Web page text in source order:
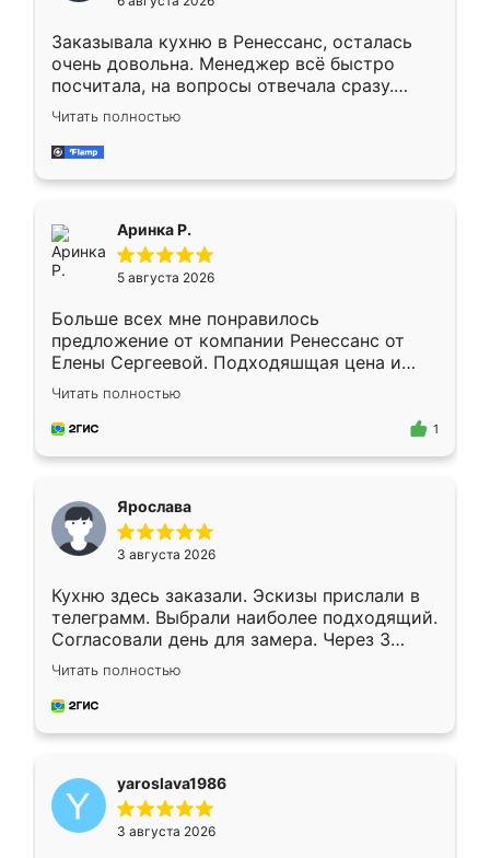
мебели буду заказывать только здесь.
Заказывала кухню в Ренессанс, осталась
очень довольна. Менеджер всё быстро
посчитала, на вопросы отвечала сразу.
Замерщик приехал в субботу, подошёл к
делу со всей ответственностью. Собрали
за день, ребята работали аккуратно, даже
Читать полностью
Аринка Р.
5 августа 2026
Больше всех мне понравилось
предложение от компании Ренессанс от
Елены Сергеевой. Подходяшщая цена и
короткие сроки изготовления. Приехавший
для замера сотрудник Владислав
предложил по моему эскизу самый
Читать полностью
1
Ярослава
3 августа 2026
Кухню здесь заказали. Эскизы прислали в
телеграмм. Выбрали наиболее подходящий.
Согласовали день для замера. Через 3
недели кухня была уже готова. Остались
довольны работой. Спасибо Ренессанс
мебель за качественную работу!
Читать полностью
yaroslava1986
3 августа 2026